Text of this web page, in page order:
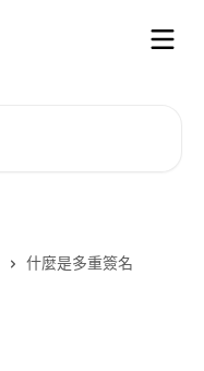
什麼是多重簽名